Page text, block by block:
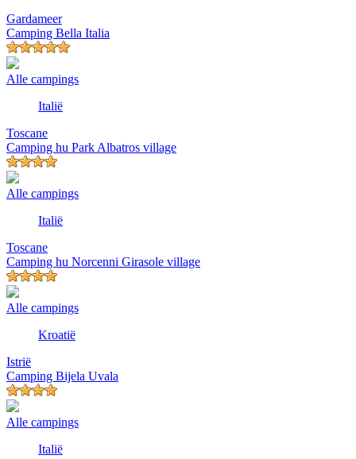
Gardameer
Camping Bella Italia
Alle campings
Italië
Toscane
Camping hu Park Albatros village
Alle campings
Italië
Toscane
Camping hu Norcenni Girasole village
Alle campings
Kroatië
Istrië
Camping Bijela Uvala
Alle campings
Italië